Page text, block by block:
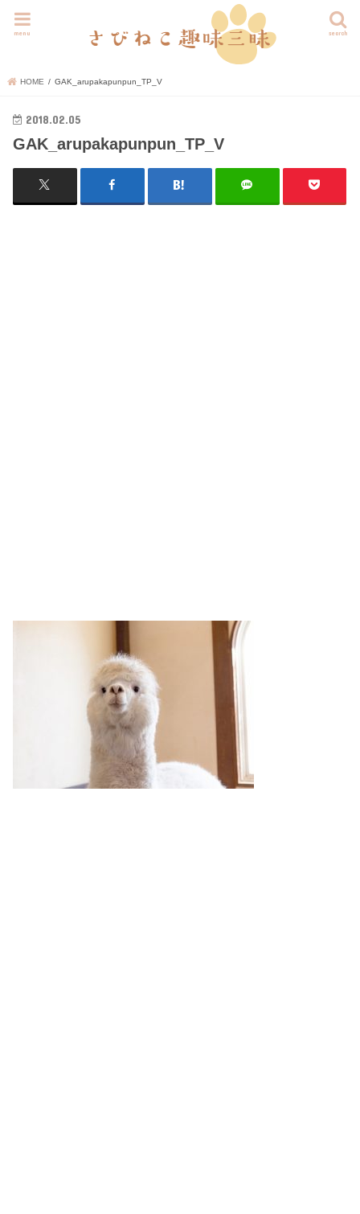
search
menu
HOME GAK_arupakapunpun_TP_V
2018.02.05
GAK_arupakapunpun_TP_V